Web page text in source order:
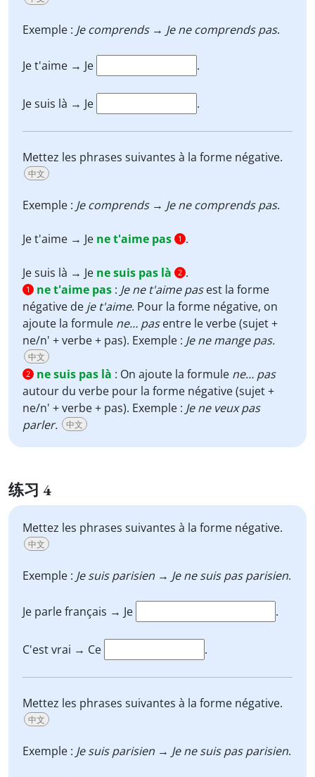
Exemple : Je comprends→ Je ne comprends pas.
Je t'aime → Je .
Je suis là → Je .
Mettez les phrases suivantes à la forme négative.
中文
Exemple : Je comprends→ Je ne comprends pas.
Je t'aime → Je ne t'aime pas 1 .
Je suis là → Je ne suis pas là 2 .
1 ne t'aime pas : Je ne t'aime pasest la forme
négative de je t'aime. Pour la forme négative, on
ajoute la formule ne… pasentre le verbe (sujet +
ne/n' + verbe + pas). Exemple : Je ne mange pas.
中文
2 ne suis pas là : On ajoute la formule ne… pas
autour du verbe pour la forme négative (sujet +
ne/n' + verbe + pas). Exemple : Je ne veux pas
parler.
中文
练习 4
Mettez les phrases suivantes à la forme négative.
中文
Exemple : Je suis parisien → Je ne suis pas parisien.
Je parle français → Je .
C'est vrai → Ce .
Mettez les phrases suivantes à la forme négative.
中文
Exemple : Je suis parisien → Je ne suis pas parisien.